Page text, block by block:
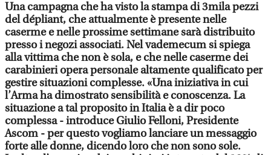
Una campagna che ha visto la stampa di 3mila pezzi
del dépliant, che attualmente è presente nelle
caserme e nelle prossime settimane sarà distribuito
presso i negozi associati. Nel vademecum si spiega
alla vittima che non è sola, e che nelle caserme dei
carabinieri opera personale altamente qualificato per
gestire situazioni complesse. «Una iniziativa in cui
l’Arma ha dimostrato sensibilità e conoscenza. La
situazione a tal proposito in Italia è a dir poco
complessa - introduce Giulio Felloni, Presidente
Ascom - per questo vogliamo lanciare un messaggio
forte alle donne, dicendo loro che non sono sole.